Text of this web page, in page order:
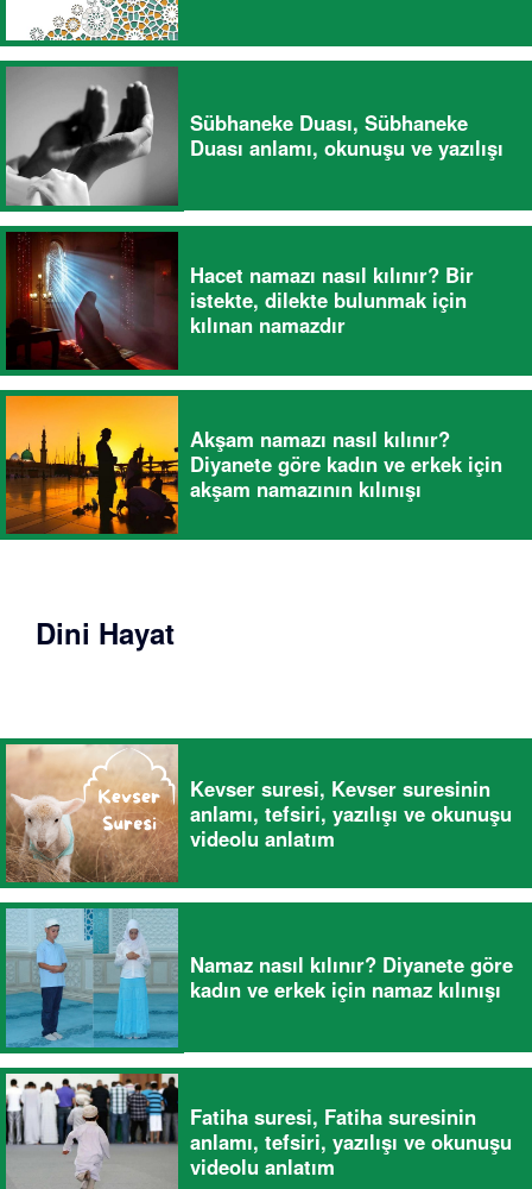
Sübhaneke Duası, Sübhaneke
Duası anlamı, okunuşu ve yazılışı
Hacet namazı nasıl kılınır? Bir
istekte, dilekte bulunmak için
kılınan namazdır
Akşam namazı nasıl kılınır?
Diyanete göre kadın ve erkek için
akşam namazının kılınışı
Dini Hayat
Kevser suresi, Kevser suresinin
anlamı, tefsiri, yazılışı ve okunuşu
videolu anlatım
Namaz nasıl kılınır? Diyanete göre
kadın ve erkek için namaz kılınışı
Fatiha suresi, Fatiha suresinin
anlamı, tefsiri, yazılışı ve okunuşu
videolu anlatım